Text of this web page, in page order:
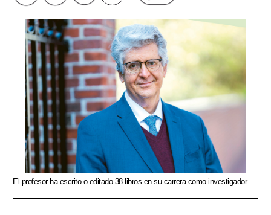
El profesor ha escrito o editado 38 libros en su carrera como investigador.